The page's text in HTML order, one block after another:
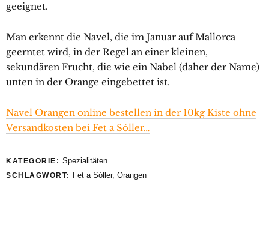
geeignet.
Man erkennt die Navel, die im Januar auf Mallorca
geerntet wird, in der Regel an einer kleinen,
sekundären Frucht, die wie ein Nabel (daher der Name)
unten in der Orange eingebettet ist.
Navel Orangen online bestellen in der 10kg Kiste ohne
Versandkosten bei Fet a Sóller…
KATEGORIE: Spezialitäten
SCHLAGWORT: Fet a Sóller, Orangen